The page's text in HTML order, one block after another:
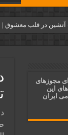
در قلب معشوق |
و حاجت روایی | ذکر
ثروتمند شدن | متن
مجوزهای
این
ایران